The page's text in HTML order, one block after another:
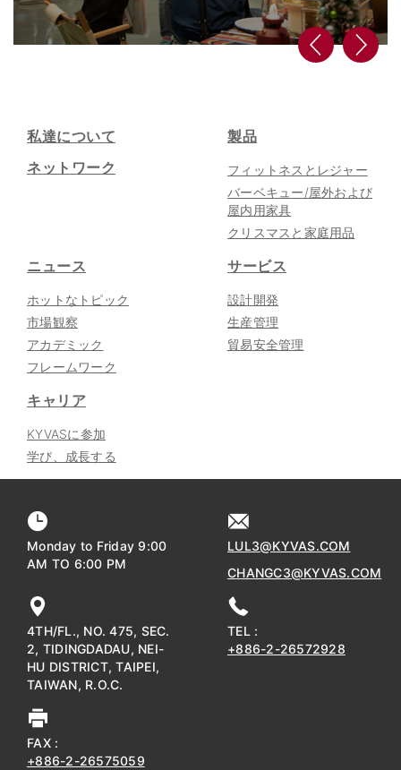
私達について
ネットワーク
製品
フィットネスとレジャー
バーベキュー/屋外および
屋内用家具
クリスマスと家庭用品
ニュース
ホットなトピック
市場観察
アカデミック
フレームワーク
サービス
設計開発
生産管理
貿易安全管理
キャリア
KYVASに参加
学び、成長する
Monday to Friday 9:00
AM TO 6:00 PM
LUL3@KYVAS.COM
CHANGC3@KYVAS.COM
4TH/FL., NO. 475, SEC.
2, TIDINGDADAU, NEI-
HU DISTRICT, TAIPEI,
TAIWAN, R.O.C.
TEL :
+886-2-26572928
FAX :
+886-2-26575059